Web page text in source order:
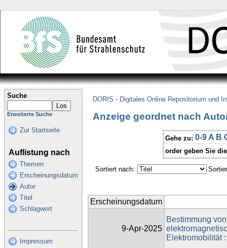
Suche
Erweiterte Suche
Zur Startseite
Auflistung nach
Themen
Erscheinungsdatum
Autor
Titel
Schlagwort
Impressum
DORIS - Digitales Online Repositorium und
Anzeige geordnet nach
Gehe zu: 0-9 A B
order geben Sie
Sortiert nach:
Erscheinungsdatum
9-Apr-2025
Bestimmung
Elektromobilität